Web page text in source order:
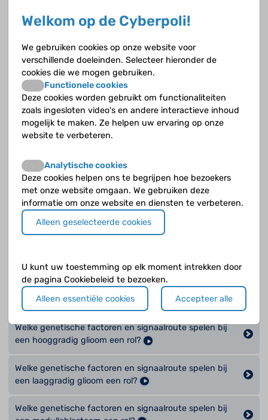
deskundige!
Stel je vraag
Opvolgende vragen
Hoe weet je welk type tumorcel je hebt?
Waarin verschillen hersentumoren bij kinderen?
Waarom zijn de genetische kenmerken van een
tumorcel belangrijk?
Wat is een signaalroute?
Welke genetische factoren en signaalroute spelen bij
een diffuus glioom een rol?
Welke genetische factoren en signaalroute spelen bij
een hooggradig glioom een rol?
Welke genetische factoren en signaalroute spelen bij
een laaggradig glioom een rol?
Welke genetische factoren en signaalroute spelen bij
Welkom op de Cyberpoli!
We gebruiken cookies op onze website voor
verschillende doeleinden. Selecteer hieronder de
cookies die we mogen gebruiken.
Functionele cookies
Deze cookies worden gebruikt om functionaliteiten
zoals ingesloten video's en andere interactieve inhoud
mogelijk te maken. Ze helpen uw ervaring op onze
website te verbeteren.
Analytische cookies
Deze cookies helpen ons te begrijpen hoe bezoekers
met onze website omgaan. We gebruiken deze
informatie om onze website en diensten te verbeteren.
Alleen geselecteerde cookies
U kunt uw toestemming op elk moment intrekken door
de pagina Cookiebeleid te bezoeken.
Alleen essentiële cookies
Accepteer alle